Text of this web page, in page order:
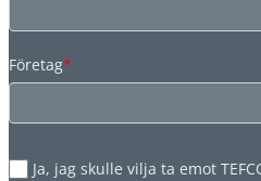
Företag*
Ja, jag skulle vilja ta emot